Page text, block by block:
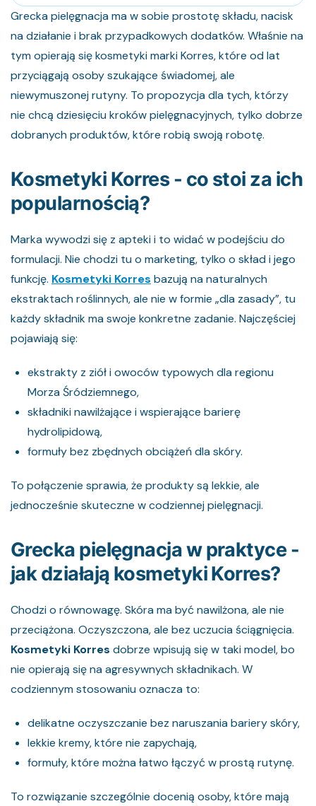
Grecka pielęgnacja ma w sobie prostotę składu, nacisk
na działanie i brak przypadkowych dodatków. Właśnie na
tym opierają się kosmetyki marki Korres, które od lat
przyciągają osoby szukające świadomej, ale
niewymuszonej rutyny. To propozycja dla tych, którzy
nie chcą dziesięciu kroków pielęgnacyjnych, tylko dobrze
dobranych produktów, które robią swoją robotę.
Kosmetyki Korres - co stoi za ich
popularnością?
Marka wywodzi się z apteki i to widać w podejściu do
formulacji. Nie chodzi tu o marketing, tylko o skład i jego
funkcję. Kosmetyki Korres bazują na naturalnych
ekstraktach roślinnych, ale nie w formie „dla zasady”, tu
każdy składnik ma swoje konkretne zadanie. Najczęściej
pojawiają się:
ekstrakty z ziół i owoców typowych dla regionu
Morza Śródziemnego,
składniki nawilżające i wspierające barierę
hydrolipidową,
formuły bez zbędnych obciążeń dla skóry.
To połączenie sprawia, że produkty są lekkie, ale
jednocześnie skuteczne w codziennej pielęgnacji.
Grecka pielęgnacja w praktyce -
jak działają kosmetyki Korres?
Chodzi o równowagę. Skóra ma być nawilżona, ale nie
przeciążona. Oczyszczona, ale bez uczucia ściągnięcia.
Kosmetyki Korres dobrze wpisują się w taki model, bo
nie opierają się na agresywnych składnikach. W
codziennym stosowaniu oznacza to:
delikatne oczyszczanie bez naruszania bariery skóry,
lekkie kremy, które nie zapychają,
formuły, które można łatwo łączyć w prostą rutynę.
To rozwiązanie szczególnie docenią osoby, które mają